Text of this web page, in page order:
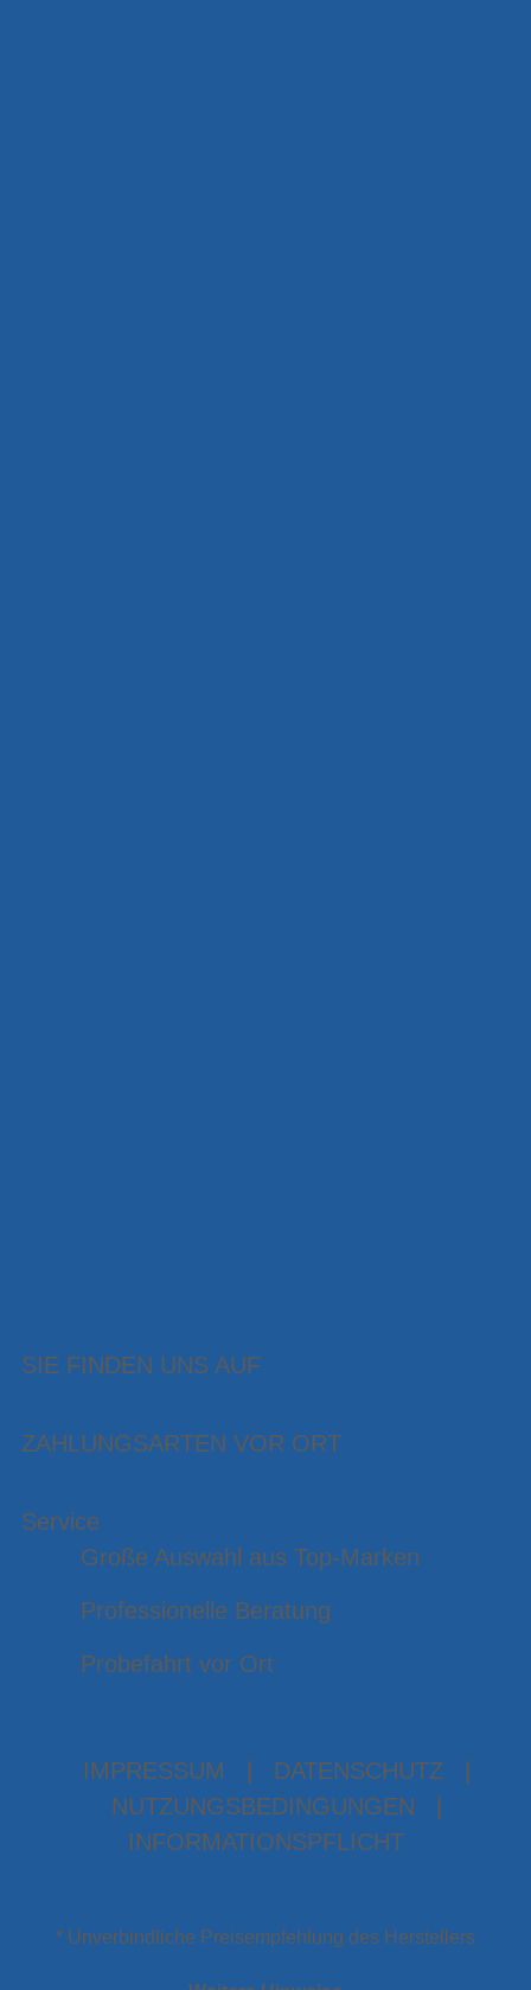
SIE FINDEN UNS AUF
ZAHLUNGSARTEN VOR ORT
Service
Große Auswahl aus Top-Marken
Professionelle Beratung
Probefahrt vor Ort
IMPRESSUM DATENSCHUTZ
NUTZUNGSBEDINGUNGEN
INFORMATIONSPFLICHT
* Unverbindliche Preisempfehlung des Herstellers